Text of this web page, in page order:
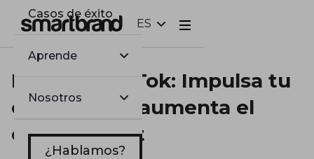
Casos de éxito
Aprende
Nosotros
¿Hablamos?
ES
Hashtag TikTok: Impulsa tu
contenido y aumenta el
engagement